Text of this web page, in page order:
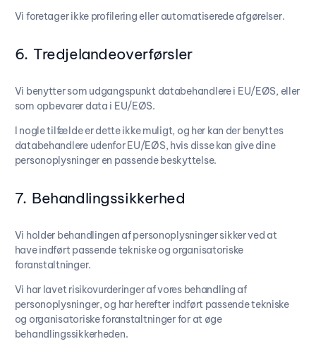
Vi foretager ikke profilering eller automatiserede afgørelser.
6. Tredjelandeoverførsler
Vi benytter som udgangspunkt databehandlere i EU/EØS, eller
som opbevarer data i EU/EØS.
I nogle tilfælde er dette ikke muligt, og her kan der benyttes
databehandlere udenfor EU/EØS, hvis disse kan give dine
personoplysninger en passende beskyttelse.
7. Behandlingssikkerhed
Vi holder behandlingen af personoplysninger sikker ved at
have indført passende tekniske og organisatoriske
foranstaltninger.
Vi har lavet risikovurderinger af vores behandling af
personoplysninger, og har herefter indført passende tekniske
og organisatoriske foranstaltninger for at øge
behandlingssikkerheden.